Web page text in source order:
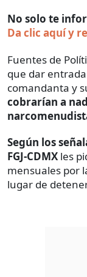
No solo te
Da clic aquí y
Fuentes de
que dar
comandanta y
cobrarían a
Según los
FGJ-CDMX les
mensuales por
lugar de